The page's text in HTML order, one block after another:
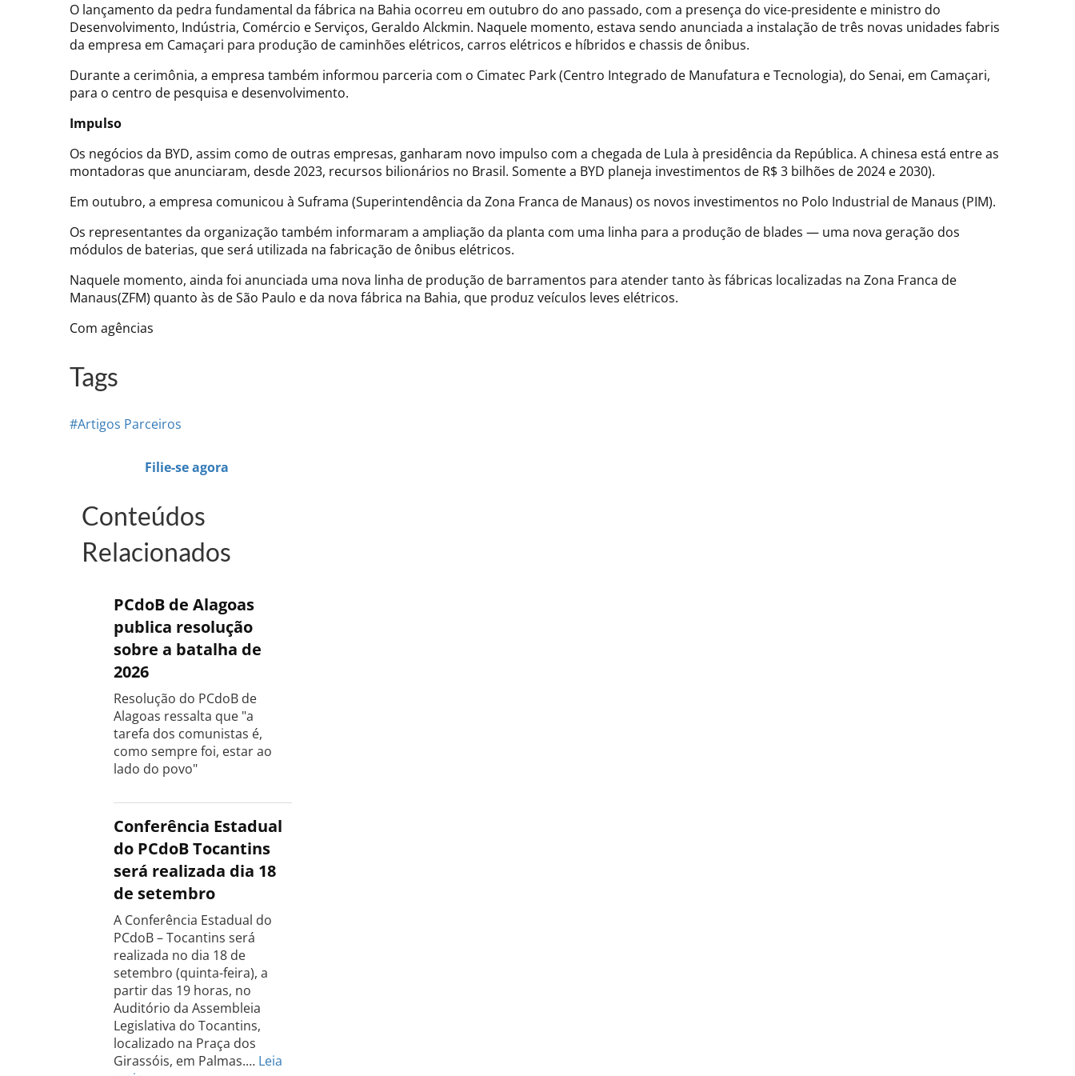
O lançamento da pedra fundamental da fábrica na Bahia ocorreu em outubro do ano passado, com a presença do vice-presidente e ministro do
Desenvolvimento, Indústria, Comércio e Serviços, Geraldo Alckmin. Naquele momento, estava sendo anunciada a instalação de três novas unidades fabris
da empresa em Camaçari para produção de caminhões elétricos, carros elétricos e híbridos e chassis de ônibus.
Durante a cerimônia, a empresa também informou parceria com o Cimatec Park (Centro Integrado de Manufatura e Tecnologia), do Senai, em Camaçari,
para o centro de pesquisa e desenvolvimento.
Impulso
Os negócios da BYD, assim como de outras empresas, ganharam novo impulso com a chegada de Lula à presidência da República. A chinesa está entre as
montadoras que anunciaram, desde 2023, recursos bilionários no Brasil. Somente a BYD planeja investimentos de R$ 3 bilhões de 2024 e 2030).
Em outubro, a empresa comunicou à Suframa (Superintendência da Zona Franca de Manaus) os novos investimentos no Polo Industrial de Manaus (PIM).
Os representantes da organização também informaram a ampliação da planta com uma linha para a produção de blades — uma nova geração dos
módulos de baterias, que será utilizada na fabricação de ônibus elétricos.
Naquele momento, ainda foi anunciada uma nova linha de produção de barramentos para atender tanto às fábricas localizadas na Zona Franca de
Manaus(ZFM) quanto às de São Paulo e da nova fábrica na Bahia, que produz veículos leves elétricos.
Com agências
Tags
#Artigos Parceiros
Filie-se agora
Conteúdos
Relacionados
PCdoB de Alagoas
publica resolução
sobre a batalha de
2026
Resolução do PCdoB de
Alagoas ressalta que "a
tarefa dos comunistas é,
como sempre foi, estar ao
lado do povo"
Conferência Estadual
do PCdoB Tocantins
será realizada dia 18
de setembro
A Conferência Estadual do
PCdoB – Tocantins será
realizada no dia 18 de
setembro (quinta-feira), a
partir das 19 horas, no
Auditório da Assembleia
Legislativa do Tocantins,
localizado na Praça dos
Girassóis, em Palmas.… Leia